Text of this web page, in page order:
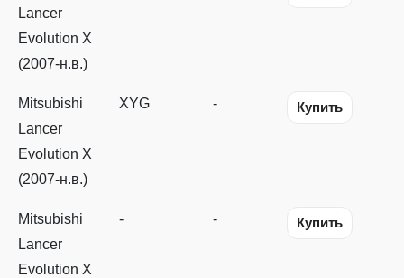
Lancer
Evolution X
(2007-н.в.)
Mitsubishi
Lancer
Evolution X
(2007-н.в.)
XYG - Купить
Mitsubishi
Lancer
Evolution X
- - Купить